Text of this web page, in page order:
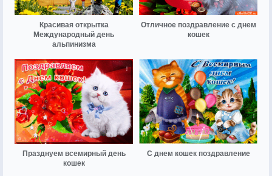
Красивая открытка
Международный день
альпинизма
Отличное поздравление с днем
кошек
Празднуем всемирный день
кошек
С днем кошек поздравление